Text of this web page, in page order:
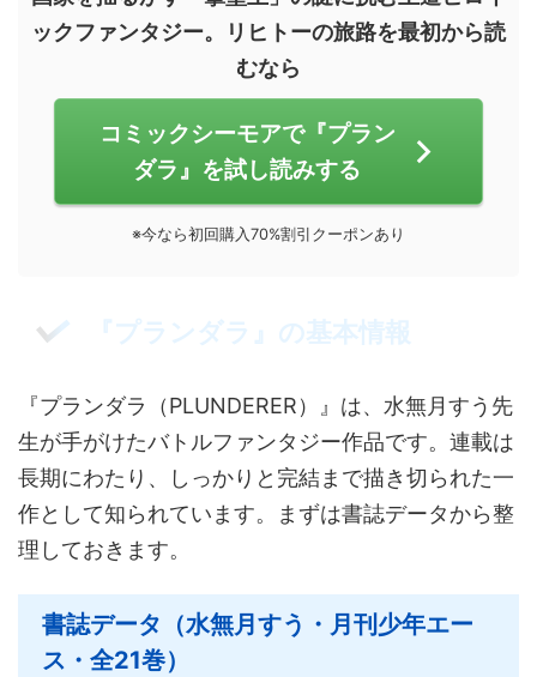
ックファンタジー。リヒトーの旅路を最初から読
むなら
コミックシーモアで『プラン
ダラ』を試し読みする
※今なら初回購入70%割引クーポンあり
『プランダラ』の基本情報
『プランダラ（PLUNDERER）』は、水無月すう先
生が手がけたバトルファンタジー作品です。連載は
長期にわたり、しっかりと完結まで描き切られた一
作として知られています。まずは書誌データから整
理しておきます。
書誌データ（水無月すう・月刊少年エー
ス・全21巻）